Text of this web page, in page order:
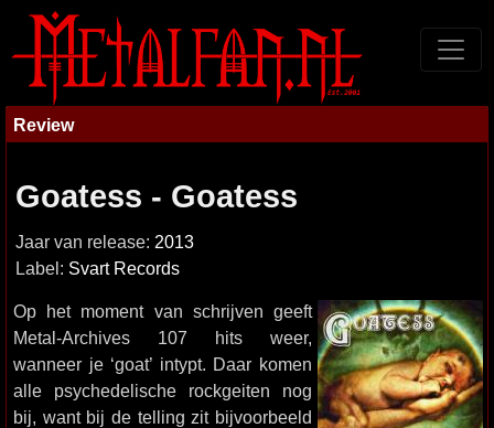
Review
Goatess - Goatess
Jaar van release: 2013
Label: Svart Records
Op het moment van schrijven geeft
Metal-Archives 107 hits weer,
wanneer je ‘goat’ intypt. Daar komen
alle psychedelische rockgeiten nog
bij, want bij de telling zit bijvoorbeeld